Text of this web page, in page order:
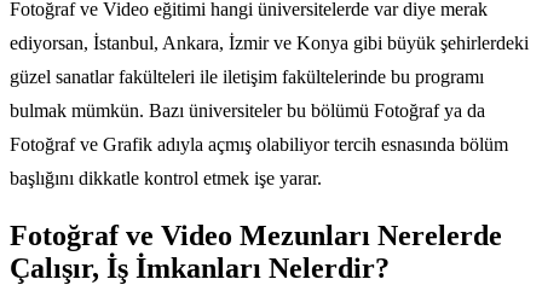
Fotoğraf ve Video eğitimi hangi üniversitelerde var diye merak
ediyorsan, İstanbul, Ankara, İzmir ve Konya gibi büyük şehirlerdeki
güzel sanatlar fakülteleri ile iletişim fakültelerinde bu programı
bulmak mümkün. Bazı üniversiteler bu bölümü Fotoğraf ya da
Fotoğraf ve Grafik adıyla açmış olabiliyor tercih esnasında bölüm
başlığını dikkatle kontrol etmek işe yarar.
Fotoğraf ve Video Mezunları Nerelerde
Çalışır, İş İmkanları Nelerdir?